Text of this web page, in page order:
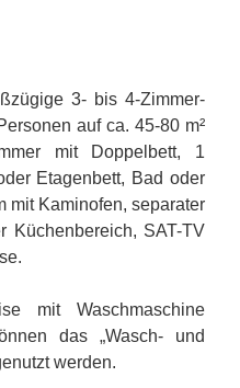
3- bis 4-Zimmer-
auf ca. 45-80 m²
mit Doppelbett, 1
Etagenbett, Bad oder
mit Kaminofen, separater
Küchenbereich, SAT-TV
mit Waschmaschine
das „Wasch- und
werden.